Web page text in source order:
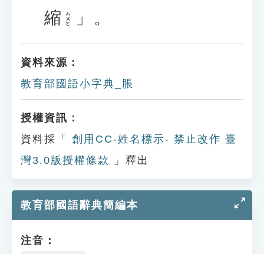
縮 ㄙㄨㄛ 」。
資料來源：
教育部國語小字典_脹
授權資訊：
資料採「
創用CC-姓名標示- 禁止改作 臺
灣3.0版授權條款
」釋出
教育部國語辭典簡編本
注音：